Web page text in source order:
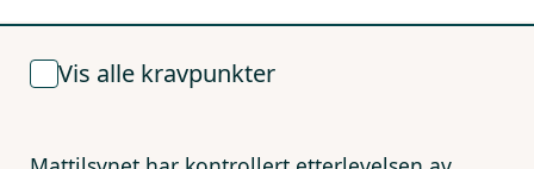
Vis alle kravpunkter